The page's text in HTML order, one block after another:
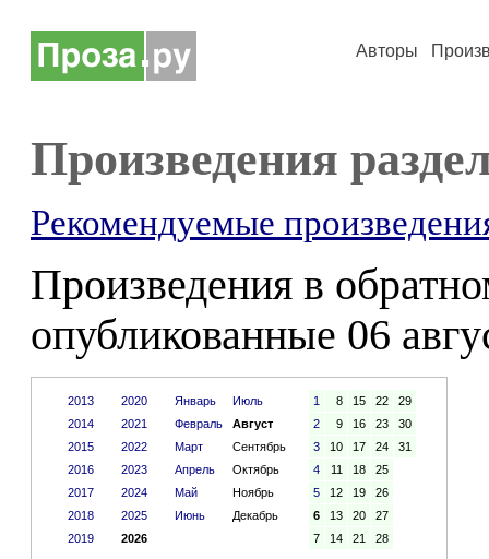
Авторы
Произведения
Рекомендуемые
Произведения в
опубликованные 06
2013
2014
2015
2016
2017
2018
2019
2020
2021
2022
2023
2024
2025
2026
Январь
Июль
Февраль
Август
Март
Сентябрь
Апрель
Октябрь
Май
Ноябрь
Июнь
Декабрь
1 8 15 22
29
2
9 16 23
30
3
10 17 24
31
4
11 18
25
5
12 19
26
6
13 20
27
7
14 21 28